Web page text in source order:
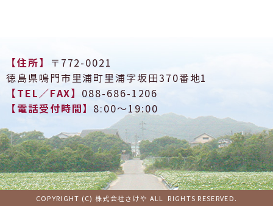
【住所】
〒772-0021
徳島県鳴門市里浦町里浦字坂田370番地1
【TEL／FAX】 088-686-1206
【電話受付時間】 8:00～19:00
COPYRIGHT (C) 株式会社さけや ALL RIGHTS RESERVED.